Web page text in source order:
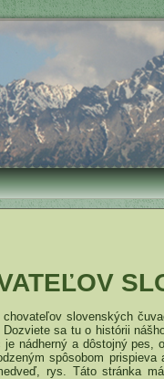
slovenských
sa tu o histórii
nádherný a dôstojný pes,
spôsobom
rys. Táto stránka